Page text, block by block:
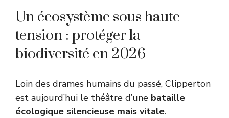
Un écosystème sous haute
tension : protéger la
biodiversité en 2026
Loin des drames humains du passé, Clipperton
est aujourd’hui le théâtre d’une bataille
écologique silencieuse mais vitale.